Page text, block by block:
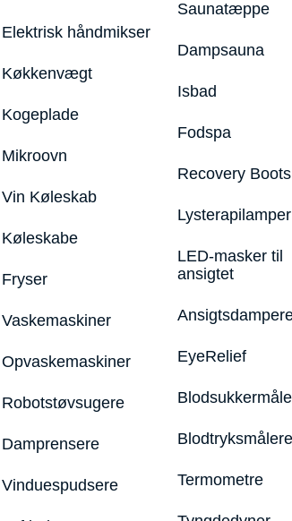
Elektrisk håndmikser
Køkkenvægt
Kogeplade
Mikroovn
Vin Køleskab
Køleskabe
Fryser
Vaskemaskiner
Opvaskemaskiner
Robotstøvsugere
Damprensere
Vinduespudsere
Saunatæppe
Dampsauna
Isbad
Fodspa
Recovery Boots
Lysterapilamper
LED-masker til
ansigtet
EyeRelief
Blodtryksmålere
Termometre